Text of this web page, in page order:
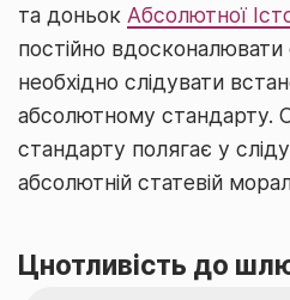
та доньок Абсолютної
постійно
необхідно слідувати
абсолютному стандарту.
стандарту полягає у
абсолютній статевій
Цнотливість до